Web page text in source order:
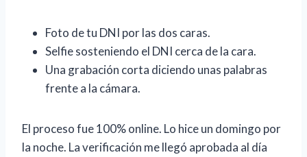
Foto de tu DNI por las dos caras.
Selfie sosteniendo el DNI cerca de la cara.
Una grabación corta diciendo unas palabras
frente a la cámara.
El proceso fue 100% online. Lo hice un domingo por
la noche. La verificación me llegó aprobada al día